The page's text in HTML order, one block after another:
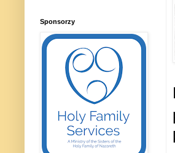
Sponsorzy